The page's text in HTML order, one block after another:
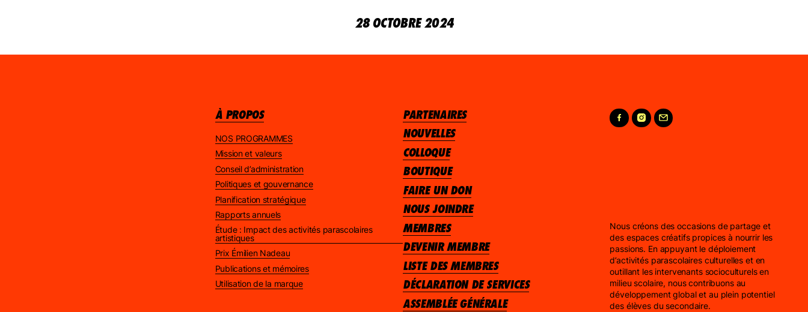
28 OCTOBRE 2024
À PROPOS
NOS PROGRAMMES
Mission et valeurs
Conseil d’administration
Politiques et gouvernance
Planification stratégique
Rapports annuels
Étude : Impact des activités parascolaires
artistiques
Prix Émilien Nadeau
Publications et mémoires
Utilisation de la marque
MEMBRES
DEVENIR MEMBRE
LISTE DES MEMBRES
DÉCLARATION DE SERVICES
ASSEMBLÉE GÉNÉRALE
PARTENAIRES
NOUVELLES
COLLOQUE
BOUTIQUE
FAIRE UN DON
NOUS JOINDRE
Nous créons des occasions de partage et
des espaces créatifs propices à nourrir les
passions. En appuyant le déploiement
d’activités parascolaires culturelles et en
outillant les intervenants socioculturels en
milieu scolaire, nous contribuons au
développement global et au plein potentiel
des élèves du secondaire.